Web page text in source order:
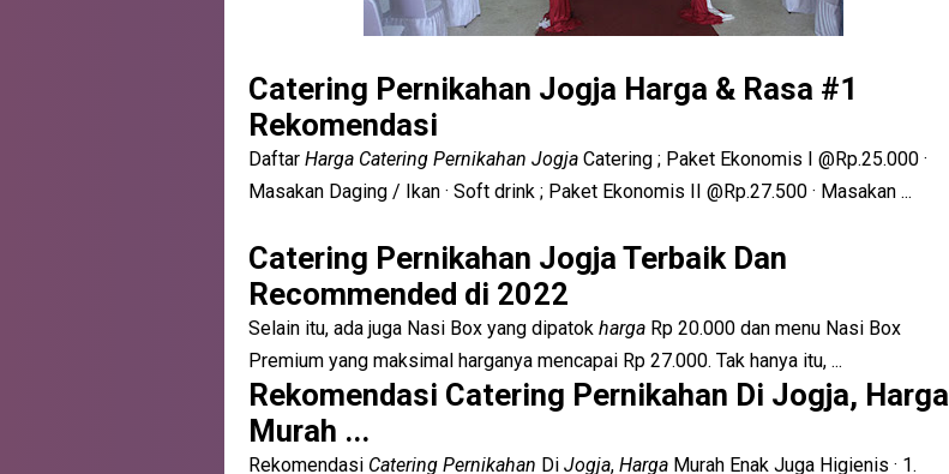
Catering Pernikahan Jogja Harga & Rasa #1
Rekomendasi
Daftar Harga Catering Pernikahan Jogja Catering ; Paket Ekonomis I @Rp.25.000 ·
Masakan Daging / Ikan · Soft drink ; Paket Ekonomis II @Rp.27.500 · Masakan ...
Catering Pernikahan Jogja Terbaik Dan
Recommended di 2022
Selain itu, ada juga Nasi Box yang dipatok harga Rp 20.000 dan menu Nasi Box
Premium yang maksimal harganya mencapai Rp 27.000. Tak hanya itu, ...
Rekomendasi Catering Pernikahan Di Jogja, Harga
Murah ...
Rekomendasi Catering Pernikahan Di Jogja, Harga Murah Enak Juga Higienis · 1.